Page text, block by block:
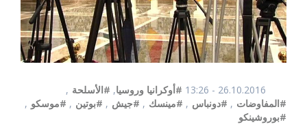
26.10.2016 - 13:26 #أوكرانيا وروسيا, #الأسلحة ,
#المفاوضات , #دونباس , #مينسك , #جيش , #بوتين , #موسكو ,
#بوروشينكو